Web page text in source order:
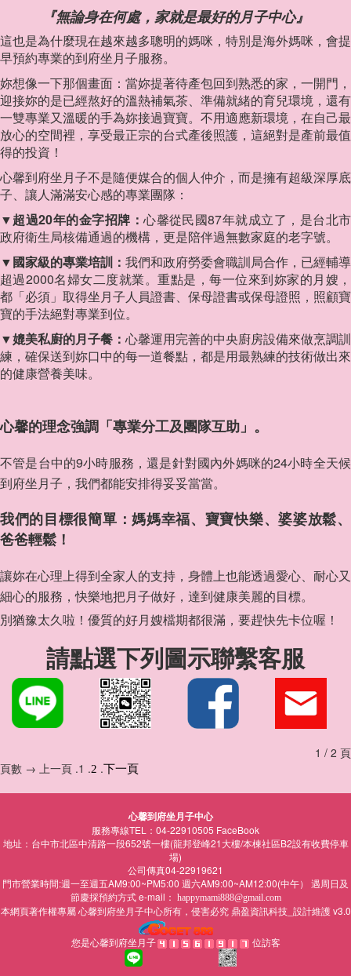
『無論身在何處，家就是最好的月子中心』
這也是為什麼現在越來越多聰明的媽咪，特別是海外媽咪，會提
早預約專業的到府坐月子服務。
妳想像一下那個畫面：當妳提著待產包回到熟悉的家，一開門，
迎接妳的是已經熬好的溫熱補氣茶、準備就緒的育兒環境，還有
一雙專業又溫暖的手為妳接過寶寶。不用適應新環境，在自己最
放心的空間裡，享受最正宗的台式產後照護，這絕對是產前最值
得的投資！
心馨到府坐月子不是隨便媒合的個人仲介，而是擁有超級深厚底
子、讓人滿滿安心感的專業團隊：
▼超過20年的金字招牌：心馨從民國87年就成立了，是台北市
政府衛生局核備通過的機構，更是陪伴過無數家庭的老字號。
▼國家級的專業培訓： 我們和政府勞委會職訓局合作，已經輔導
超過2000名婦女二度就業。重點是，每一位來到妳家的月嫂，
都「必須」取得坐月子人員證書、保母證書或保母證照，照顧寶
寶的手法絕對專業到位。
▼媲美私廚的月子餐： 心馨運用完善的中央廚房設備來做烹調訓
練，確保送到妳口中的每一道餐點，都是用最熟練的技術做出來
的健康營養美味。
心馨的理念強調「專業分工及團隊互助」。
不管是台中的9小時服務，還是針對國內外媽咪的24小時全天候
到府坐月子，我們都能安排得妥妥當當。
我們的目標很簡單：媽媽幸福、寶寶快樂、婆婆放鬆、
爸爸輕鬆！
讓妳在心理上得到全家人的支持，身體上也能透過愛心、耐心又
細心的服務，快樂地把月子做好，達到健康美麗的目標。
別猶豫太久啦！優質的好月嫂檔期都很滿，要趕快先卡位喔！
請點選下列圖示聯繫客服
1 / 2 頁
頁數 → 上一頁 .1 .2 .下一頁
心馨到府坐月子中心
服務專線TEL：04-22910505 FaceBook
地址：台中市北區中清路一段652號一樓(龍邦登峰21大樓/本棟社區B2設有收費停車
場)
公司傳真04-22919621
門市營業時間:週一至週五AM9:00~PM5:00 週六AM9:00~AM12:00(中午） 遇周日及
節慶採預約方式 e-mail： happymami888@gmail.com
本網頁著作權專屬心馨到府坐月子中心所有，侵害必究 鼎盈資訊科技_設計維護 v3.0
您是心馨到府坐月子 位訪客